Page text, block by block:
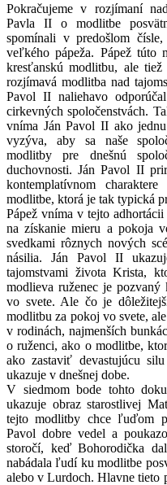
Pokračujeme v rozjímaní
Pavla II o modlitbe
spomínali v predošlom
veľkého pápeža. Pápež túto
kresťanskú modlitbu, ale
rozjímavá modlitba nad
Pavol II naliehavo
cirkevných spoločenstvách.
vníma Ján Pavol II ako
vyzýva, aby sa naše
modlitby pre dnešnú
duchovnosti. Ján Pavol II
kontemplatívnom
modlitbe, ktorá je tak typická
Pápež vníma v tejto
na získanie mieru a pokoja
svedkami rôznych nových
násilia. Ján Pavol II
tajomstvami života Krista,
modlieva ruženec je
vo svete. Ale čo je
modlitbu za pokoj vo svete,
v rodinách, najmenších
o ruženci, ako o modlitbe,
ako zastaviť devastujúcu
ukazuje v dnešnej dobe.
V siedmom bode tohto
ukazuje obraz starostlivej
tejto modlitby chce ľuďom
Pavol dobre vedel a
storočí, keď Bohorodička
nabádala ľudí ku modlitbe
alebo v Lurdoch. Hlavne tieto